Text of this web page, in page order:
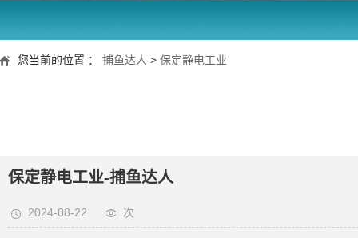
您当前的位置 ： 捕鱼达人 > 保定静电工业
保定静电工业-捕鱼达人
2024-08-22 次